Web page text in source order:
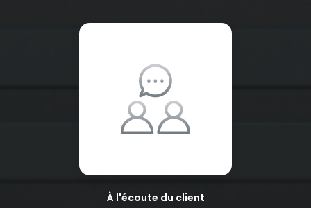
À l'écoute du client